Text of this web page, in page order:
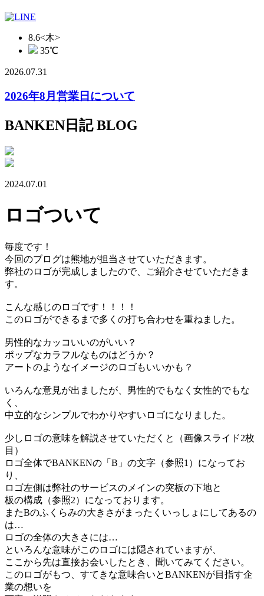
8.6<木>
35℃
2026.07.31
2026年8月営業日について
BANKEN日記 BLOG
2024.07.01
ロゴついて
毎度です！
今回のブログは熊地が担当させていただきます。
弊社のロゴが完成しましたので、ご紹介させていただきま
す。
こんな感じのロゴです！！！！
このロゴができるまで多くの打ち合わせを重ねました。
男性的なカッコいいのがいい？
ポップなカラフルなものはどうか？
アートのようなイメージのロゴもいいかも？
いろんな意見が出ましたが、男性的でもなく女性的でもな
く、
中立的なシンプルでわかりやすいロゴになりました。
少しロゴの意味を解説させていただくと（画像スライド2枚
目）
ロゴ全体でBANKENの「B」の文字（参照1）になってお
り、
ロゴ左側は弊社のサービスのメインの突板の下地と
板の構成（参照2）になっております。
またBのふくらみの大きさがまったくいっしょにしてあるの
は…
ロゴの全体の大きさには…
といろんな意味がこのロゴには隠されていますが、
ここから先は直接お会いしたとき、聞いてみてください。
このロゴがもつ、すてきな意味合いとBANKENが目指す企
業の想いを